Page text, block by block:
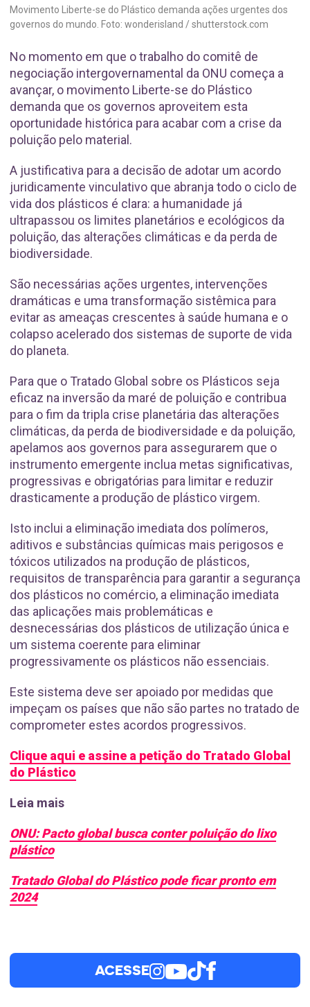
Movimento Liberte-se do Plástico demanda ações urgentes dos
governos do mundo. Foto: wonderisland / shutterstock.com
No momento em que o trabalho do comitê de
negociação intergovernamental da ONU começa a
avançar, o movimento Liberte-se do Plástico
demanda que os governos aproveitem esta
oportunidade histórica para acabar com a crise da
poluição pelo material.
A justificativa para a decisão de adotar um acordo
juridicamente vinculativo que abranja todo o ciclo de
vida dos plásticos é clara: a humanidade já
ultrapassou os limites planetários e ecológicos da
poluição, das alterações climáticas e da perda de
biodiversidade.
São necessárias ações urgentes, intervenções
dramáticas e uma transformação sistêmica para
evitar as ameaças crescentes à saúde humana e o
colapso acelerado dos sistemas de suporte de vida
do planeta.
Para que o Tratado Global sobre os Plásticos seja
eficaz na inversão da maré de poluição e contribua
para o fim da tripla crise planetária das alterações
climáticas, da perda de biodiversidade e da poluição,
apelamos aos governos para assegurarem que o
instrumento emergente inclua metas significativas,
progressivas e obrigatórias para limitar e reduzir
drasticamente a produção de plástico virgem.
Isto inclui a eliminação imediata dos polímeros,
aditivos e substâncias químicas mais perigosos e
tóxicos utilizados na produção de plásticos,
requisitos de transparência para garantir a segurança
dos plásticos no comércio, a eliminação imediata
das aplicações mais problemáticas e
desnecessárias dos plásticos de utilização única e
um sistema coerente para eliminar
progressivamente os plásticos não essenciais.
Este sistema deve ser apoiado por medidas que
impeçam os países que não são partes no tratado de
comprometer estes acordos progressivos.
Clique aqui e assine a petição do Tratado Global
do Plástico
Leia mais
ONU: Pacto global busca conter poluição do lixo
plástico
Tratado Global do Plástico pode ficar pronto em
2024
ACESSE